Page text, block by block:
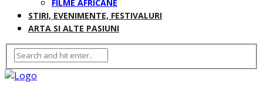
FILME AFRICANE
STIRI, EVENIMENTE, FESTIVALURI
ARTA SI ALTE PASIUNI